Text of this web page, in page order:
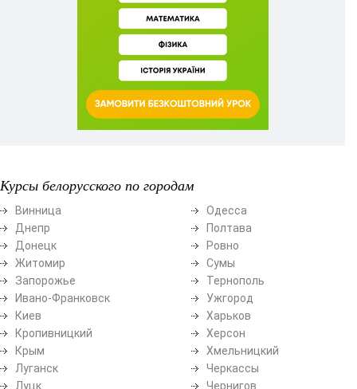
Курсы белорусского по городам
Винница
Днепр
Донецк
Житомир
Запорожье
Ивано-Франковск
Киев
Кропивницкий
Крым
Луганск
Луцк
Одесса
Полтава
Ровно
Сумы
Тернополь
Ужгород
Харьков
Херсон
Хмельницкий
Черкассы
Чернигов